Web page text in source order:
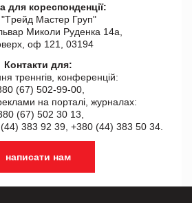
для кореспонденції:
Мастер Груп"
Миколи Руденка 14а,
оф 121, 03194
Контакти для:
треннгів, конференцій:
(67) 502-99-00,
на порталі, журналах:
(67) 502 30 13,
(44) 383 92 39, +380 (44) 383 50 34.
написати нам